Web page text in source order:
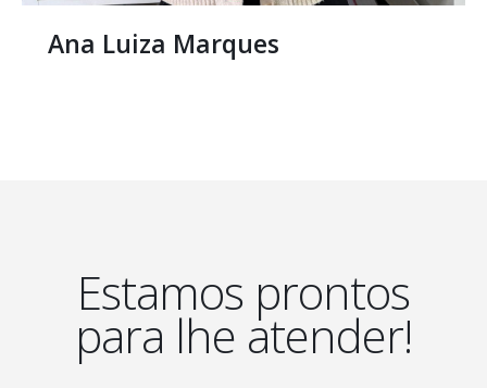
Danielle Alves
Estamos prontos
para lhe atender!